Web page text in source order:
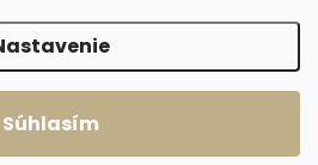
Súhlasím. Všetky práva vyhradené.